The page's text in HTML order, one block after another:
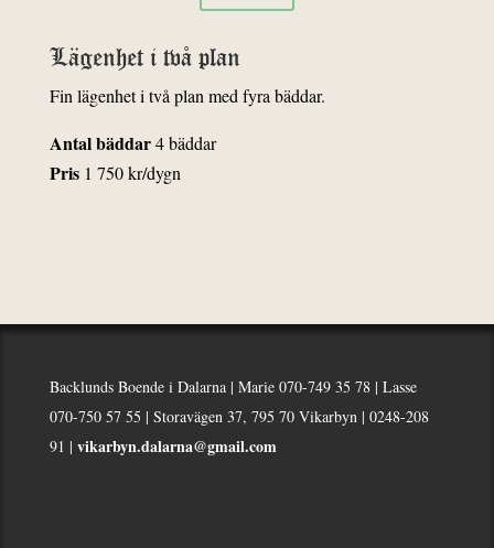
Lägenhet i två plan
Fin lägenhet i två plan med fyra bäddar.
Antal bäddar4 bäddar
Pris1 750 kr/dygn
Backlunds Boende i Dalarna | Marie 070-749 35 78 | Lasse
070-750 57 55 | Storavägen 37, 795 70 Vikarbyn | 0248-208
91 | vikarbyn.dalarna@gmail.com